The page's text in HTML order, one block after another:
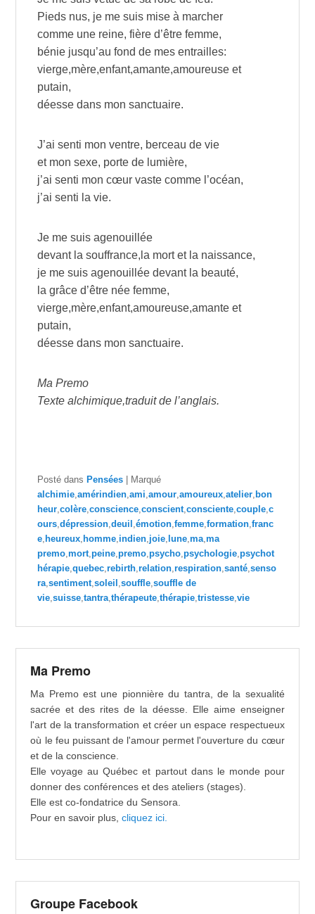
Pieds nus, je me suis mise à marcher
comme une reine, fière d’être femme,
bénie jusqu’au fond de mes entrailles:
vierge,mère,enfant,amante,amoureuse et
putain,
déesse dans mon sanctuaire.
J’ai senti mon ventre, berceau de vie
et mon sexe, porte de lumière,
j’ai senti mon cœur vaste comme l’océan,
j’ai senti la vie.
Je me suis agenouillée
devant la souffrance,la mort et la naissance,
je me suis agenouillée devant la beauté,
la grâce d’être née femme,
vierge,mère,enfant,amoureuse,amante et
putain,
déesse dans mon sanctuaire.
Ma Premo
Texte alchimique,traduit de l’anglais.
Posté dans Pensées
Marqué
alchimie,amérindien,ami,amour,amoureux,atelier, bon
heur,colère,conscience,conscient,consciente,couple,c
ours,dépression,deuil ,émotion,femme,formation,franc
e, heureux, homme,indien,joie, lune,ma,ma
premo,mort,peine,premo,psycho,psychologie,psychot
hérapie,quebec,rebirth,relation,respiration,santé,senso
ra,sentiment,soleil ,souffle,souffle de
vie,suisse,tantra,thérapeute,thérapie,tristesse,vie
Ma Premo
Ma Premo est une pionnière du tantra, de la sexualité
sacrée et des rites de la déesse. Elle aime enseigner
l'art de la transformation et créer un espace respectueux
où le feu puissant de l'amour permet l'ouverture du cœur
et de la conscience.
Elle voyage au Québec et partout dans le monde pour
donner des conférences et des ateliers (stages).
Elle est co-fondatrice du Sensora.
Pour en savoir plus,cliquez ici.
Groupe Facebook